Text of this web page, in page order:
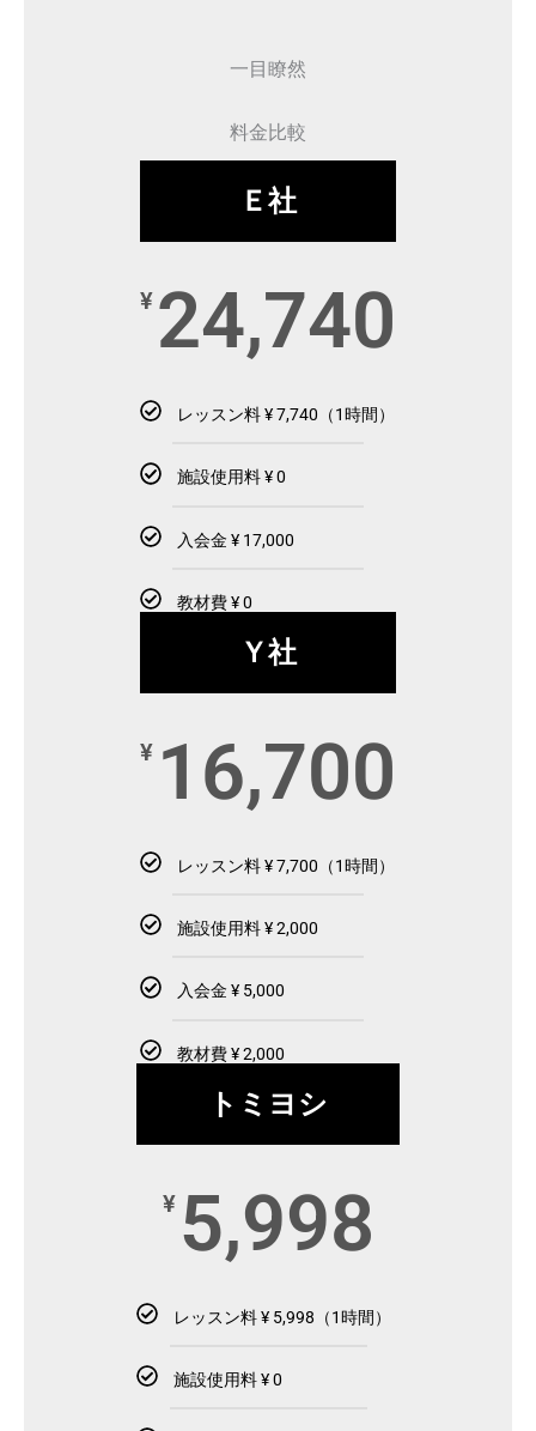
一目瞭然
料金比較
Ｅ社
¥ 24,740
レッスン料 ¥ 7,740（1時間）
施設使用料 ¥ 0
入会金 ¥ 17,000
教材費 ¥ 0
Ｙ社
¥ 16,700
レッスン料 ¥ 7,700（1時間）
施設使用料 ¥ 2,000
入会金 ¥ 5,000
教材費 ¥ 2,000
トミヨシ
¥ 5,998
レッスン料 ¥ 5,998（1時間）
施設使用料 ¥ 0